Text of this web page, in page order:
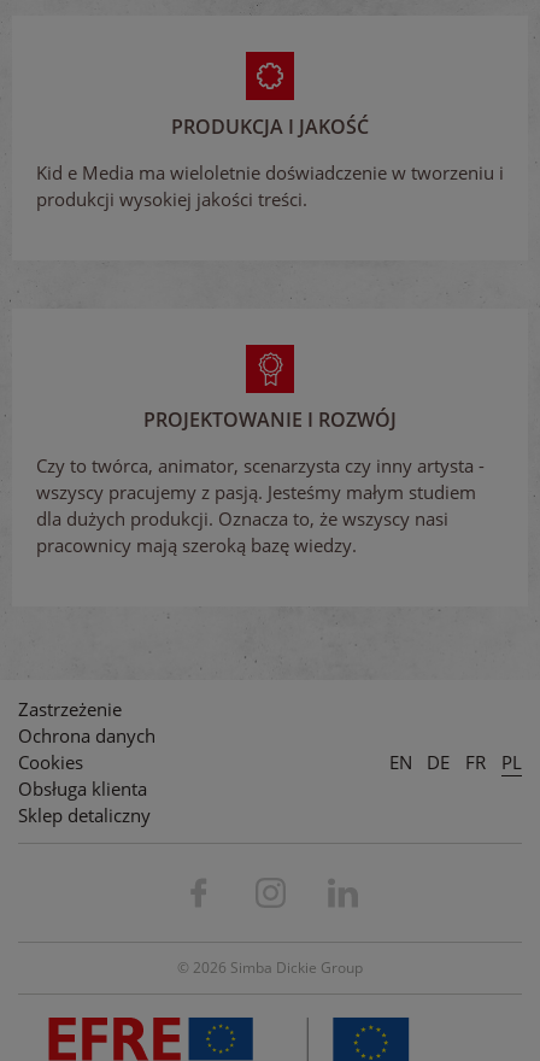
PRODUKCJA I JAKOŚĆ
Kid e Media ma wieloletnie doświadczenie w tworzeniu i
produkcji wysokiej jakości treści.
PROJEKTOWANIE I ROZWÓJ
Czy to twórca, animator, scenarzysta czy inny artysta -
wszyscy pracujemy z pasją. Jesteśmy małym studiem
dla dużych produkcji. Oznacza to, że wszyscy nasi
pracownicy mają szeroką bazę wiedzy.
Zastrzeżenie
Ochrona danych
Cookies
Obsługa klienta
Sklep detaliczny
EN DE FR PL
© 2026 Simba Dickie Group